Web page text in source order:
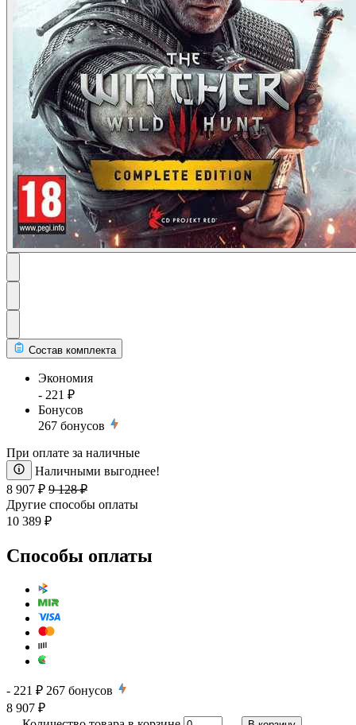
Состав комплекта
Экономия
- 221 ₽
Бонусов
267 бонусов
При оплате за наличные
Наличными выгоднее!
8 907 ₽ 9 128 ₽
Другие способы оплаты
10 389 ₽
Способы оплаты
- 221 ₽ 267 бонусов
8 907 ₽